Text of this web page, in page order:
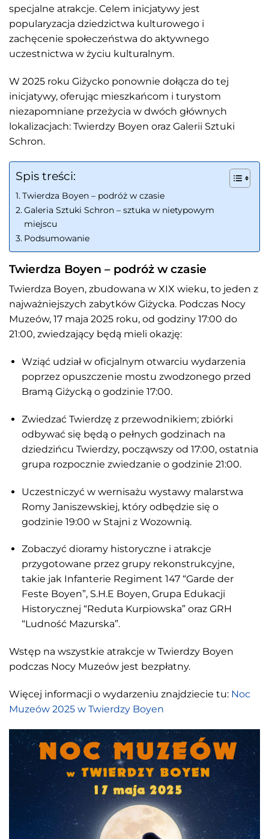
specjalne atrakcje. Celem inicjatywy jest
popularyzacja dziedzictwa kulturowego i
zachęcenie społeczeństwa do aktywnego
uczestnictwa w życiu kulturalnym.
W 2025 roku Giżycko ponownie dołącza do tej
inicjatywy, oferując mieszkańcom i turystom
niezapomniane przeżycia w dwóch głównych
lokalizacjach: Twierdzy Boyen oraz Galerii Sztuki
Schron.
Spis treści:
Twierdza Boyen – podróż w czasie
Galeria Sztuki Schron – sztuka w nietypowym
miejscu
Podsumowanie
Twierdza Boyen – podróż w czasie
Twierdza Boyen, zbudowana w XIX wieku, to jeden z
najważniejszych zabytków Giżycka. Podczas Nocy
Muzeów, 17 maja 2025 roku, od godziny 17:00 do
21:00, zwiedzający będą mieli okazję:
Wziąć udział w oficjalnym otwarciu wydarzenia
poprzez opuszczenie mostu zwodzonego przed
Bramą Giżycką o godzinie 17:00.
Zwiedzać Twierdzę z przewodnikiem; zbiórki
odbywać się będą o pełnych godzinach na
dziedzińcu Twierdzy, począwszy od 17:00, ostatnia
grupa rozpocznie zwiedzanie o godzinie 21:00.
Uczestniczyć w wernisażu wystawy malarstwa
Romy Janiszewskiej, który odbędzie się o
godzinie 19:00 w Stajni z Wozownią.
Zobaczyć dioramy historyczne i atrakcje
przygotowane przez grupy rekonstrukcyjne,
takie jak Infanterie Regiment 147 “Garde der
Feste Boyen”, S.H.E Boyen, Grupa Edukacji
Historycznej “Reduta Kurpiowska” oraz GRH
“Ludność Mazurska”.
Wstęp na wszystkie atrakcje w Twierdzy Boyen
podczas Nocy Muzeów jest bezpłatny.
Więcej informacji o wydarzeniu znajdziecie tu: Noc
Muzeów 2025 w Twierdzy Boyen